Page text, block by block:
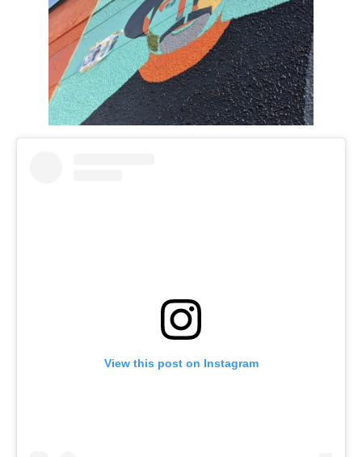
View this post on Instagram